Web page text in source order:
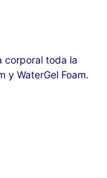
corporal toda la
y WaterGel Foam.